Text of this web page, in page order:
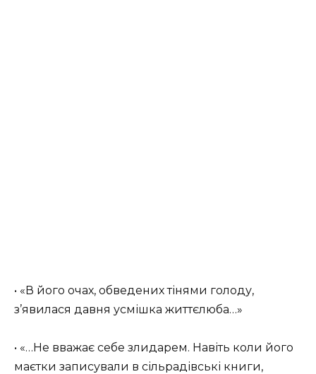
• «В його очах, обведених тінями голоду,
з’явилася давня усмішка життєлюба…»
• «…Не вважає себе злидарем. Навіть коли його
маєтки записували в сільрадівські книги,